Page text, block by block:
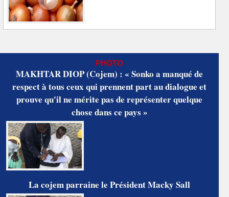
PHOTO
MAKHTAR DIOP (Cojem) : « Sonko a manqué de
respect à tous ceux qui prennent part au dialogue et
prouve qu'il ne mérite pas de représenter quelque
chose dans ce pays »
La cojem parraine le Président Macky Sall